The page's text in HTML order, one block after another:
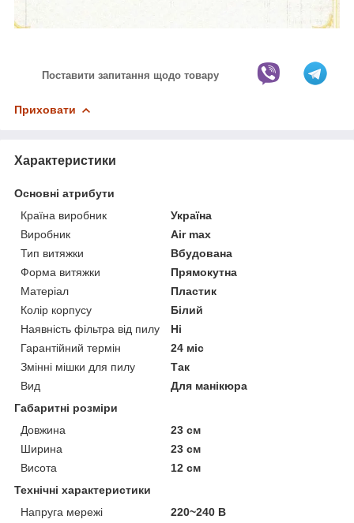
Поставити запитання щодо товару
Приховати
Характеристики
Основні атрибути
Країна виробник
Україна
Виробник
Air max
Тип витяжки
Вбудована
Форма витяжки
Прямокутна
Матеріал
Пластик
Колір корпусу
Білий
Наявність фільтра від пилу
Ні
Гарантійний термін
24 міс
Змінні мішки для пилу
Так
Вид
Для манікюра
Габаритні розміри
Довжина
23 см
Ширина
23 см
Висота
12 см
Технічні характеристики
Напруга мережі
220~240 В